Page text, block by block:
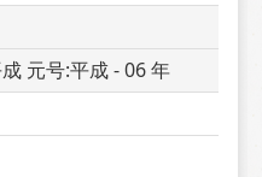
元号:平成 - 06 年